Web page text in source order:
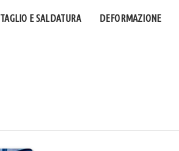
TAGLIO E SALDATURA DEFORMAZIONE